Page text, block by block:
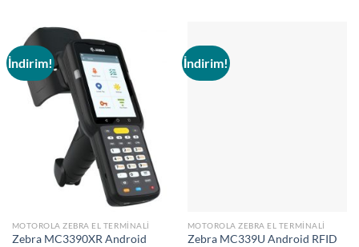
İndirim!
MOTOROLA ZEBRA EL TERMINALI
Zebra MC3390XR Android
İndirim!
MOTOROLA ZEBRA EL TERMINALI
Zebra MC339U Android RFID